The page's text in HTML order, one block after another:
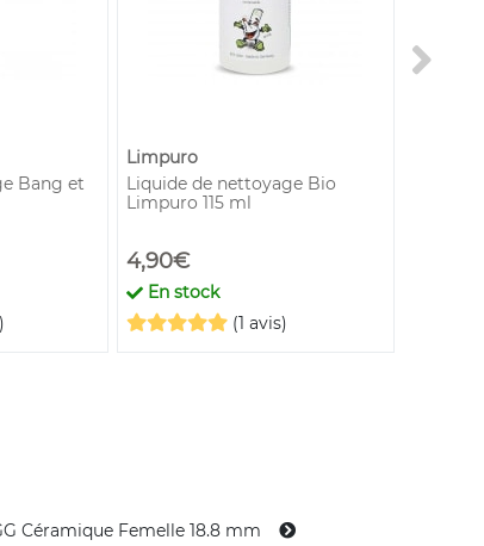
Bang et
Limpuro
Liquide de nettoyage Bio
Limpuro 115 ml
4,90€
En stock
(1 avis)
Céramique Femelle 18.8 mm